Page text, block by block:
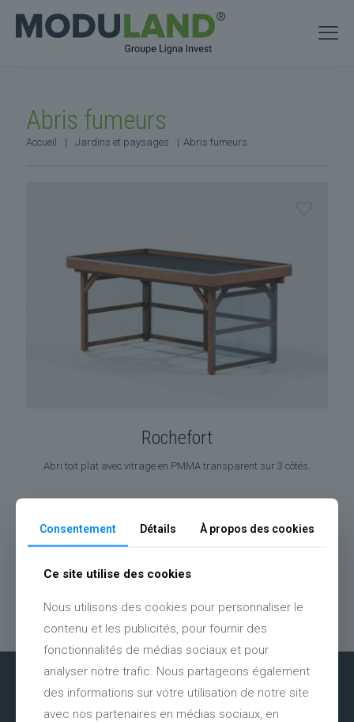
Abris fumeurs
Accueil | Jardins et paysages | Abris fumeurs
Rochefort
Abri toit plat avec vitrage en PMMA transparent sur 3 côtés.
Consentement Détails À propos des cookies
Ce site utilise des cookies
Nous utilisons des cookies pour personnaliser le
contenu et les publicités, pour fournir des
fonctionnalités de médias sociaux et pour
analyser notre trafic. Nous partageons également
des informations sur votre utilisation de notre site
avec nos partenaires en médias sociaux, en